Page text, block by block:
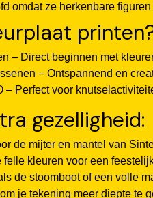
omdat ze herkenbare
– Direct beginnen met
– Ontspannend en
Perfect voor
gezelligheid:
de mijter en mantel van
kleuren voor een
de stoomboot of een volle
je tekening meer diepte te